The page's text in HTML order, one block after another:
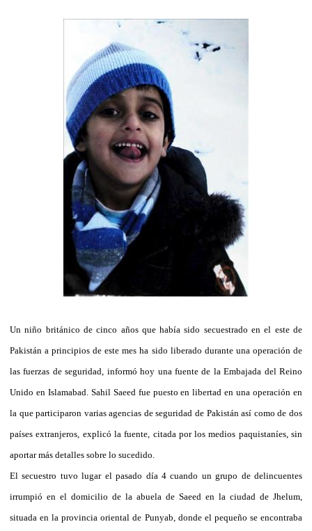
Un niño británico de cinco años que había sido secuestrado en el este de
Pakistán a principios de este mes ha sido liberado durante una operación de
las fuerzas de seguridad, informó hoy una fuente de la Embajada del Reino
Unido en Islamabad. Sahil Saeed fue puesto en libertad en una operación en
la que participaron varias agencias de seguridad de Pakistán así como de dos
países extranjeros, explicó la fuente, citada por los medios paquistaníes, sin
aportar más detalles sobre lo sucedido.
El secuestro tuvo lugar el pasado día 4 cuando un grupo de delincuentes
irrumpió en el domicilio de la abuela de Saeed en la ciudad de Jhelum,
situada en la provincia oriental de Punyab, donde el pequeño se encontraba